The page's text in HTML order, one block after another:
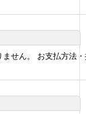
せん。 お支払方法